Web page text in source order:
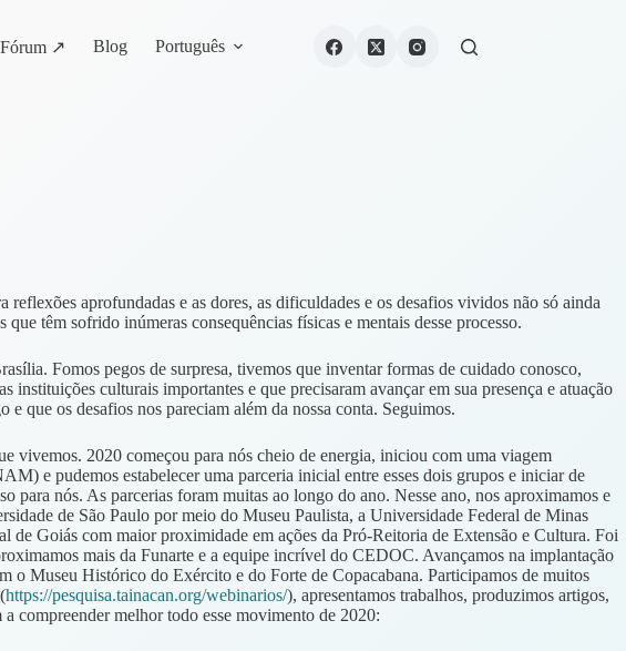
Fórum ↗ Blog Português
aprofundadas e as dores, as dificuldades e os desafios vividos não só ainda
têm sofrido inúmeras consequências físicas e mentais desse processo.
Fomos pegos de surpresa, tivemos que inventar formas de cuidado conosco,
culturais importantes e que precisaram avançar em sua presença e atuação
que os desafios nos pareciam além da nossa conta. Seguimos.
vivemos. 2020 começou para nós cheio de energia, iniciou com uma viagem
e pudemos estabelecer uma parceria inicial entre esses dois grupos e iniciar de
para nós. As parcerias foram muitas ao longo do ano. Nesse ano, nos aproximamos e
de São Paulo por meio do Museu Paulista, a Universidade Federal de Minas
Goiás com maior proximidade em ações da Pró-Reitoria de Extensão e Cultura. Foi
mais da Funarte e a equipe incrível do CEDOC. Avançamos na implantação
o Museu Histórico do Exército e do Forte de Copacabana. Participamos de muitos
https://pesquisa.tainacan.org/webinarios/), apresentamos trabalhos, produzimos artigos,
compreender melhor todo esse movimento de 2020: